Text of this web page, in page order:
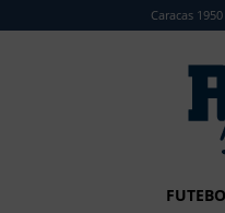
Caracas 1950